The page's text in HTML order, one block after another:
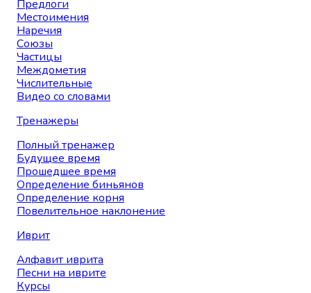
Предлоги
Местоимения
Наречия
Союзы
Частицы
Междометия
Числительные
Видео со словами
Тренажеры
Полный тренажер
Будущее время
Прошедшее время
Определение биньянов
Определение корня
Повелительное наклонение
Иврит
Алфавит иврита
Песни на иврите
Курсы